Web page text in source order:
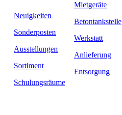
Neuigkeiten
Sonderposten
Ausstellungen
Sortiment
Schulungsräume
Mietgeräte
Betontankstelle
Werkstatt
Anlieferung
Entsorgung